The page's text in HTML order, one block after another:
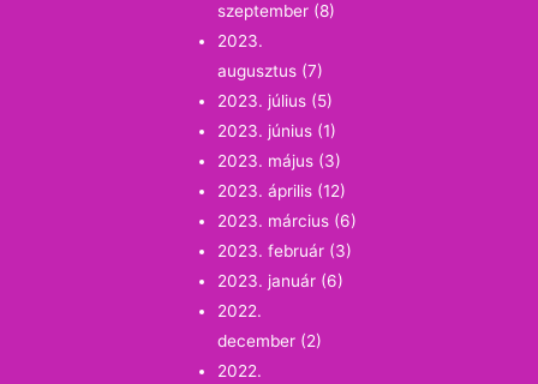
szeptember (8)
2023.
augusztus (7)
2023. július (5)
2023. június (1)
2023. május (3)
2023. április (12)
2023. március (6)
2023. február (3)
2023. január (6)
2022.
december (2)
2022.